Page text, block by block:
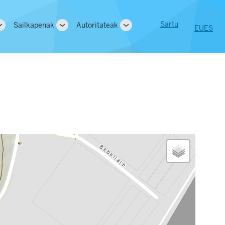
Sailkapenak
ToggleAutoritateak
Toggle
User
menu
Sartu EUES